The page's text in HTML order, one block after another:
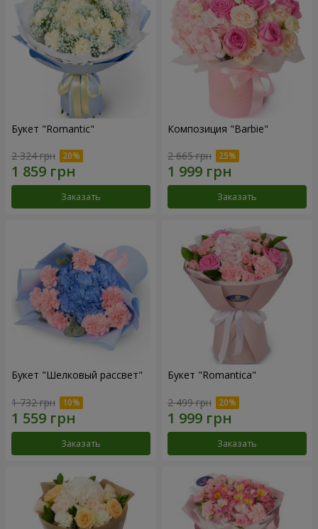
Букет "Romantic"
2 324 грн
Заказать
Композиция "Barbie"
2 665 грн
Заказать
Букет "Шелковый рассвет"
1 732 грн
Заказать
Букет "Romantica"
2 499 грн
Заказать